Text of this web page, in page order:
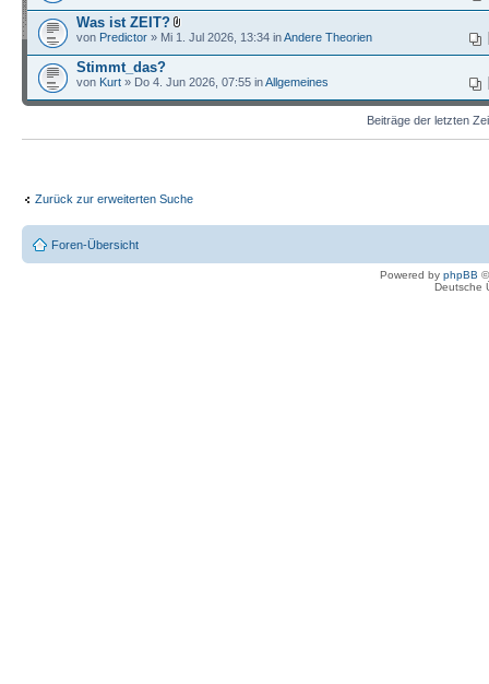
Was ist ZEIT?
von Predictor » Mi 1. Jul 2026, 13:34 inAndere Theorien
Stimmt_das?
von Kurt » Do 4. Jun 2026, 07:55 inAllgemeines
Beiträge der letzten
Zurück zur erweiterten Suche
Foren-Übersicht
Powered by phpBB
Deutsche